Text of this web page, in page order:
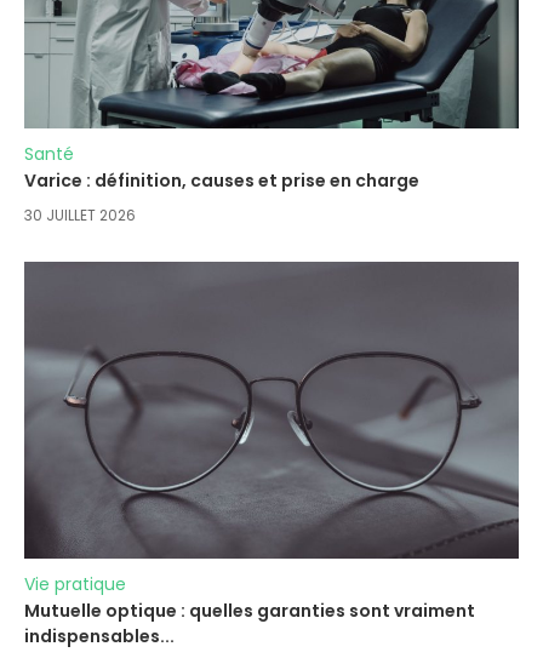
Santé
Varice : définition, causes et prise en charge
30 JUILLET 2026
Vie pratique
Mutuelle optique : quelles garanties sont vraiment
indispensables...